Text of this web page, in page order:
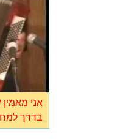
אני
בדרך